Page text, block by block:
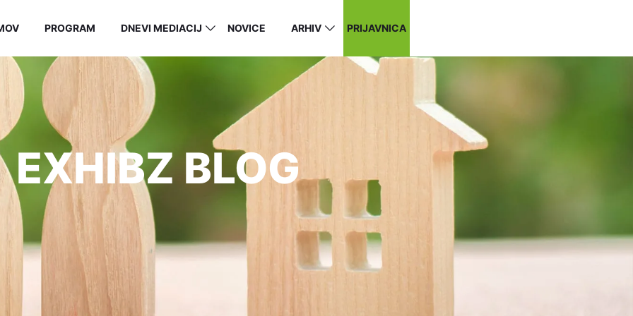
PROGRAM DNEVI MEDIACIJ NOVICE ARHIV PRIJAVNICA
EXHIBZ BLOG